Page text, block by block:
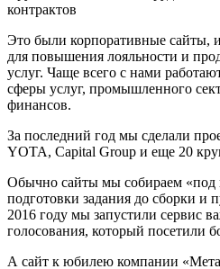
контрактов
Это были корпоративные сайты,
для повышения лояльности и
услуг. Чаще всего с нами
сферы услуг, промышленного
финансов.
За последний год мы сделали
YOTA, Capital Group и еще 20
Обычно сайты мы собираем «под
подготовки задания до сборки и
2016 году мы запустили сервис
голосования, который посетили
А сайт к юбилею компании